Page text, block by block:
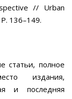
// Urban
136–149.
статьи, полное
издания,
и последняя